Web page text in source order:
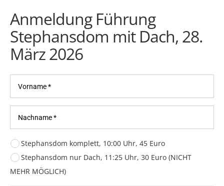
Anmeldung Führung
Stephansdom mit Dach, 28.
März 2026
Stephansdom komplett, 10:00 Uhr, 45 Euro
Stephansdom nur Dach, 11:25 Uhr, 30 Euro (NICHT
MEHR MÖGLICH)